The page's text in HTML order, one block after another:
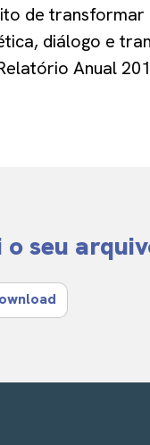
de transformar
diálogo e
Anual
o seu